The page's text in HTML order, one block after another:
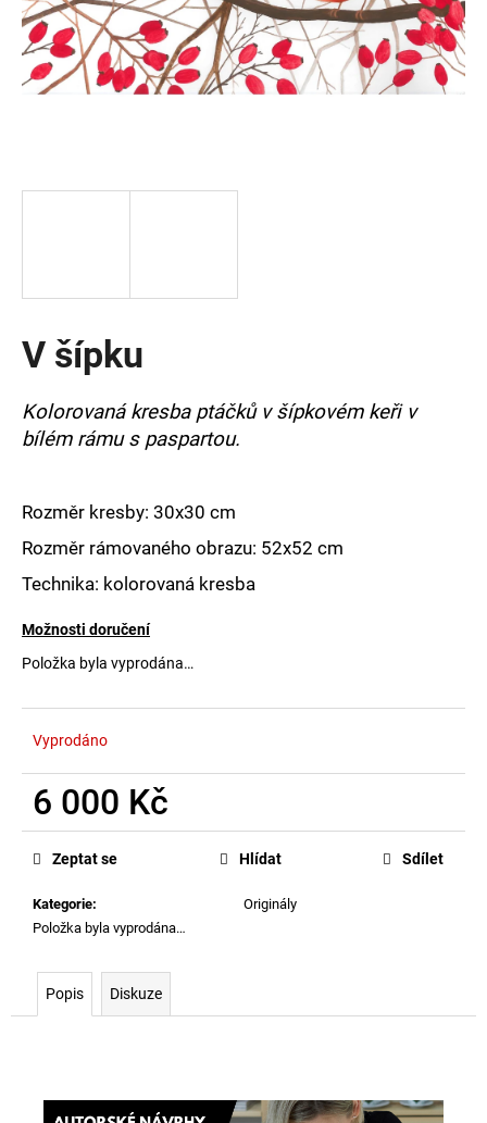
V šípku
Kolorovaná kresba ptáčků v šípkovém keři v
bílém rámu s paspartou.
Rozměr kresby: 30x30 cm
Rozměr rámovaného obrazu: 52x52 cm
Technika: kolorovaná kresba
Možnosti doručení
Položka byla vyprodána…
Vyprodáno
6 000 Kč
Měrná
cena:
Kategorie:
Originály
Položka byla vyprodána…
Zeptat se Hlídat Sdílet
Popis Diskuze
a
j
í
D
o
o
r
u
j
e
m